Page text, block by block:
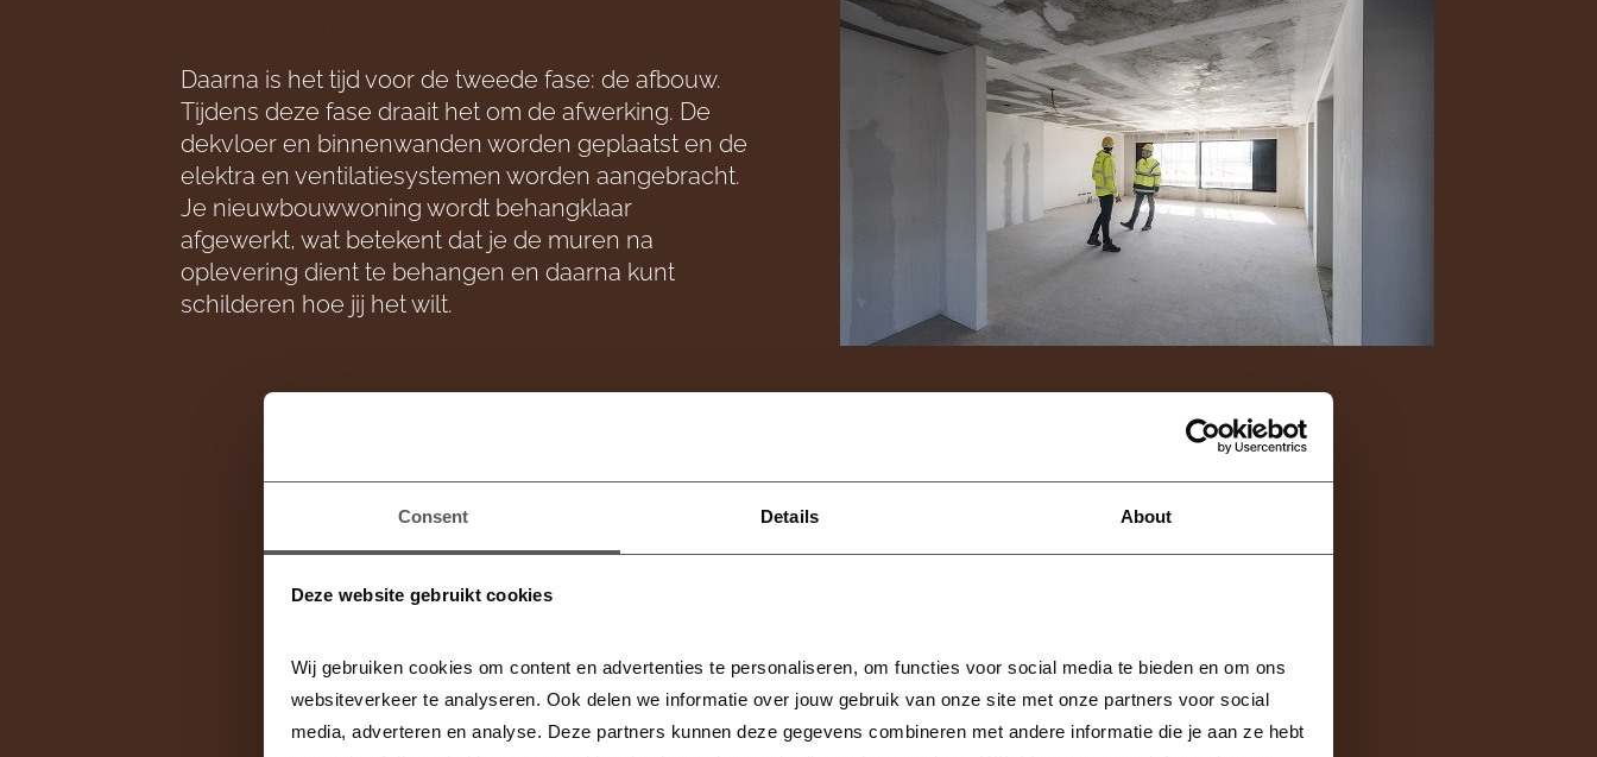
Consent Details About
Deze website gebruikt cookies
Wij gebruiken cookies om content en advertenties te personaliseren, om functies voor social media te bieden en om ons
websiteverkeer te analyseren. Ook delen we informatie over jouw gebruik van onze site met onze partners voor social
media, adverteren en analyse. Deze partners kunnen deze gegevens combineren met andere informatie die je aan ze hebt
Daarna is het tijd voor de tweede fase: de afbouw.
Tijdens deze fase draait het om de afwerking. De
dekvloer en binnenwanden worden geplaatst en de
elektra en ventilatiesystemen worden aangebracht.
Je nieuwbouwwoning wordt behangklaar
afgewerkt, wat betekent dat je de muren na
oplevering dient te behangen en daarna kunt
schilderen hoe jij het wilt.
Een bezoek aan de bouwplaats
De vorderingen van je woning bekijk je natuurlijk graag met eigen ogen. Om die
reden organiseren we gedurende de bouw speciale kijkmomenten. Helm,